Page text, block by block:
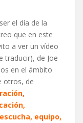
el día de la
que en este
a ver un vídeo
traducir), de Joe
en el ámbito
otros, de
equipo,